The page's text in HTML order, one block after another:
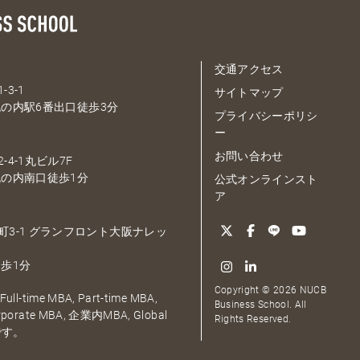
3-1
内駅6番出口徒歩3分
4-1丸ビル7F
内南口徒歩1分
3-1 グランフロント大阪ナレッ
1分
time MBA, Part-time MBA,
MBA, 企業内MBA, Global
。
交通アクセス
サイトマップ
プライバシーポリシ
ー
お問い合わせ
公式オンラインスト
ア
Copyright © 2026 NUCB
Business School. All
Rights Reserved.